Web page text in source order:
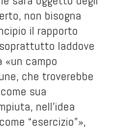
non bisogna
il rapporto
laddove
«un campo
che troverebbe
sua
nell’idea
“esercizio”»,